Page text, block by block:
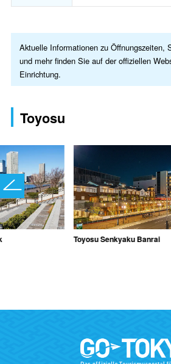
Aktuelle Informationen zu Öffnungszeiten,
und mehr finden Sie auf der offiziellen
Einrichtung.
Toyosu
Toyosu Senkyaku Banrai